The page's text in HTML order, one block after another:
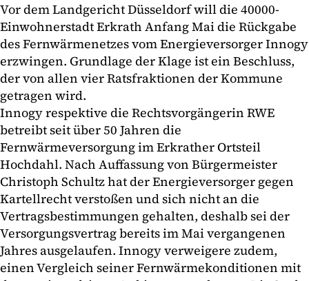
Vor dem Landgericht Düsseldorf will die 40000-
Einwohnerstadt Erkrath Anfang Mai die Rückgabe
des Fernwärmenetzes vom Energieversorger Innogy
erzwingen. Grundlage der Klage ist ein Beschluss,
der von allen vier Ratsfraktionen der Kommune
getragen wird.
Innogy respektive die Rechtsvorgängerin RWE
betreibt seit über 50 Jahren die
Fernwärmeversorgung im Erkrather Ortsteil
Hochdahl. Nach Auffassung von Bürgermeister
Christoph Schultz hat der Energieversorger gegen
Kartellrecht verstoßen und sich nicht an die
Vertragsbestimmungen gehalten, deshalb sei der
Versorgungsvertrag bereits im Mai vergangenen
Jahres ausgelaufen. Innogy verweigere zudem,
einen Vergleich seiner Fernwärmekonditionen mit